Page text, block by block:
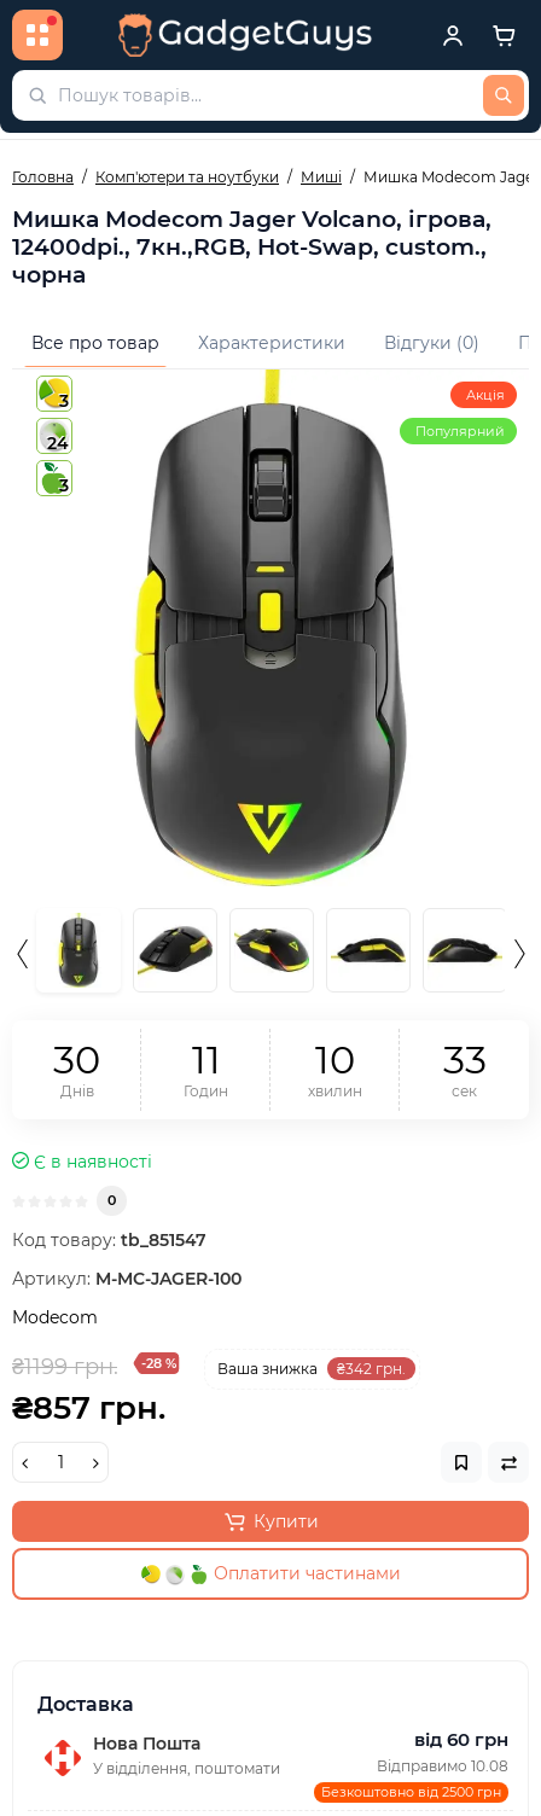
Головна Комп'ютери та ноутбуки Миші Мишка Modecom Jager
Мишка Modecom Jager Volcano, ігрова,
12400dpi., 7кн.,RGB, Hot-Swap, custom.,
чорна
Все про товар Характеристики Відгуки (0)
3
24
3
Акція
Популярний
30
Днів
11
Годин
10
хвилин
32
сек
Є в наявності
0
Код товару: tb_851547
Артикул: M-MC-JAGER-100
Modecom
₴1199 грн. -28 % Ваша знижка ₴342 грн.
₴857 грн.
Купити
Оплатити частинами
Доставка
Нова Пошта
У відділення, поштомати
від 60 грн
Відправимо 10.08
Безкоштовно від 2500 грн